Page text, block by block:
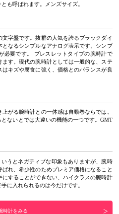
も呼ばれます。メンズサイズ。
字盤です。抜群の人気を誇るブラックダイ
なるシンプルなアナログ表示です。シンプ
必要です。 ブレスレットタイプの腕時計で
す。現代の腕時計としては一般的な、ステ
キズや腐食に強く、価格とのバランスが良
がる腕時計との一体感は自動巻ならでは。
ないとでは大違いの機能の一つです。GMT
うとネガティブな印象もありますが、腕時
れ、希少性のためプレミア価格になること
することができない、ハイクラスの腕時計
に入れられるのは今だけです。
時計をみる